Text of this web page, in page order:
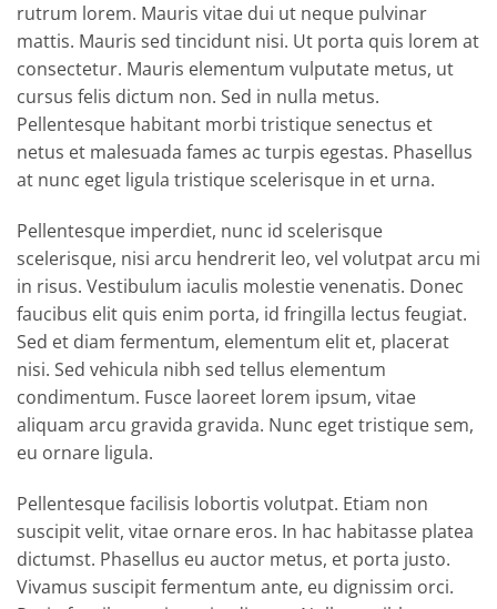
rutrum lorem. Mauris vitae dui ut neque pulvinar
mattis. Mauris sed tincidunt nisi. Ut porta quis lorem at
consectetur. Mauris elementum vulputate metus, ut
cursus felis dictum non. Sed in nulla metus.
Pellentesque habitant morbi tristique senectus et
netus et malesuada fames ac turpis egestas. Phasellus
at nunc eget ligula tristique scelerisque in et urna.
Pellentesque imperdiet, nunc id scelerisque
scelerisque, nisi arcu hendrerit leo, vel volutpat arcu mi
in risus. Vestibulum iaculis molestie venenatis. Donec
faucibus elit quis enim porta, id fringilla lectus feugiat.
Sed et diam fermentum, elementum elit et, placerat
nisi. Sed vehicula nibh sed tellus elementum
condimentum. Fusce laoreet lorem ipsum, vitae
aliquam arcu gravida gravida. Nunc eget tristique sem,
eu ornare ligula.
Pellentesque facilisis lobortis volutpat. Etiam non
suscipit velit, vitae ornare eros. In hac habitasse platea
dictumst. Phasellus eu auctor metus, et porta justo.
Vivamus suscipit fermentum ante, eu dignissim orci.